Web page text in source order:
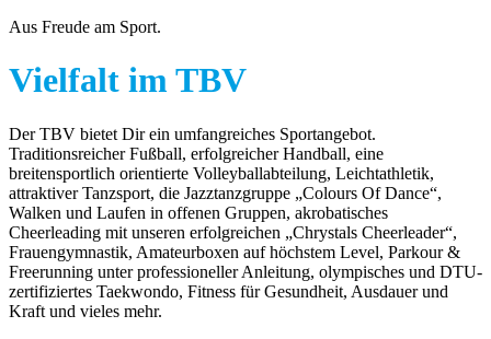
Aus Freude am Sport.
Vielfalt im TBV
Der TBV bietet Dir ein umfangreiches Sportangebot.
Traditionsreicher Fußball, erfolgreicher Handball, eine
breitensportlich orientierte Volleyballabteilung, Leichtathletik,
attraktiver Tanzsport, die Jazztanzgruppe „Colours Of Dance“,
Walken und Laufen in offenen Gruppen, akrobatisches
Cheerleading mit unseren erfolgreichen „Chrystals Cheerleader“,
Frauengymnastik, Amateurboxen auf höchstem Level, Parkour &
Freerunning unter professioneller Anleitung, olympisches und DTU-
zertifiziertes Taekwondo, Fitness für Gesundheit, Ausdauer und
Kraft und vieles mehr.